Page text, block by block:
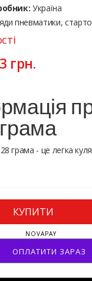
Україна
пневматики,
грн.
грама - це легка
КУПИТИ
ОПЛАТИТИ ЗАРАЗ
NOVAPAY